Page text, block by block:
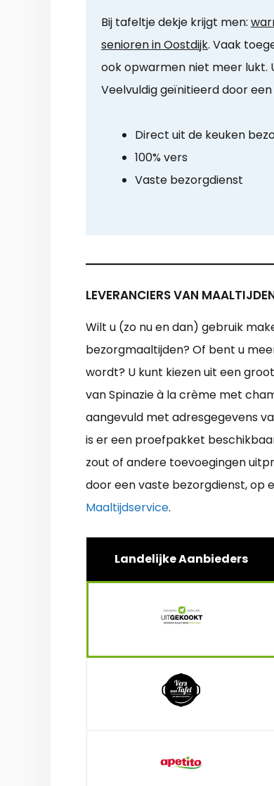
Bij tafeltje dekje krijgt men:
senioren in Oostdijk. Vaak
ook opwarmen niet meer lukt.
Veelvuldig geïnitieerd door
Direct uit de keuken
100% vers
Vaste bezorgdienst
LEVERANCIERS VAN
Wilt u (zo nu en dan) gebruik
bezorgmaaltijden? Of bent u
wordt? U kunt kiezen uit een
van Spinazie à la crème met
aangevuld met adresgegevens
is er een proefpakket
zout of andere toevoegingen
door een vaste bezorgdienst, op
Maaltijdservice.
Landelijke Aanbieders